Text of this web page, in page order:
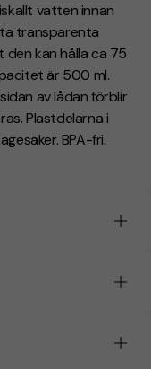
vatten innan
transparenta
den kan hålla ca 75
är 500 ml.
av lådan förblir
Plastdelarna i
BPA-fri.